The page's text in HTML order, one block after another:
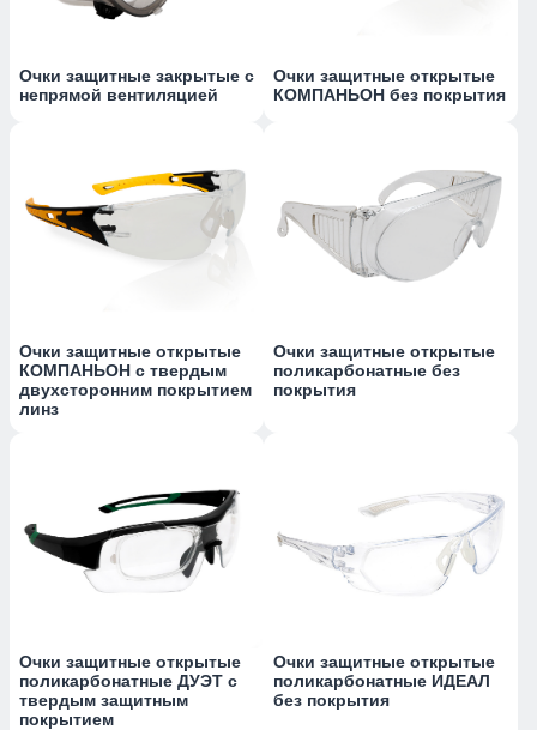
Очки защитные закрытые с
непрямой вентиляцией
Очки защитные открытые
КОМПАНЬОН без покрытия
Очки защитные открытые
КОМПАНЬОН с твердым
двухсторонним покрытием
линз
Очки защитные открытые
поликарбонатные без
покрытия
Очки защитные открытые
поликарбонатные ДУЭТ с
твердым защитным
покрытием
Очки защитные открытые
поликарбонатные ИДЕАЛ
без покрытия